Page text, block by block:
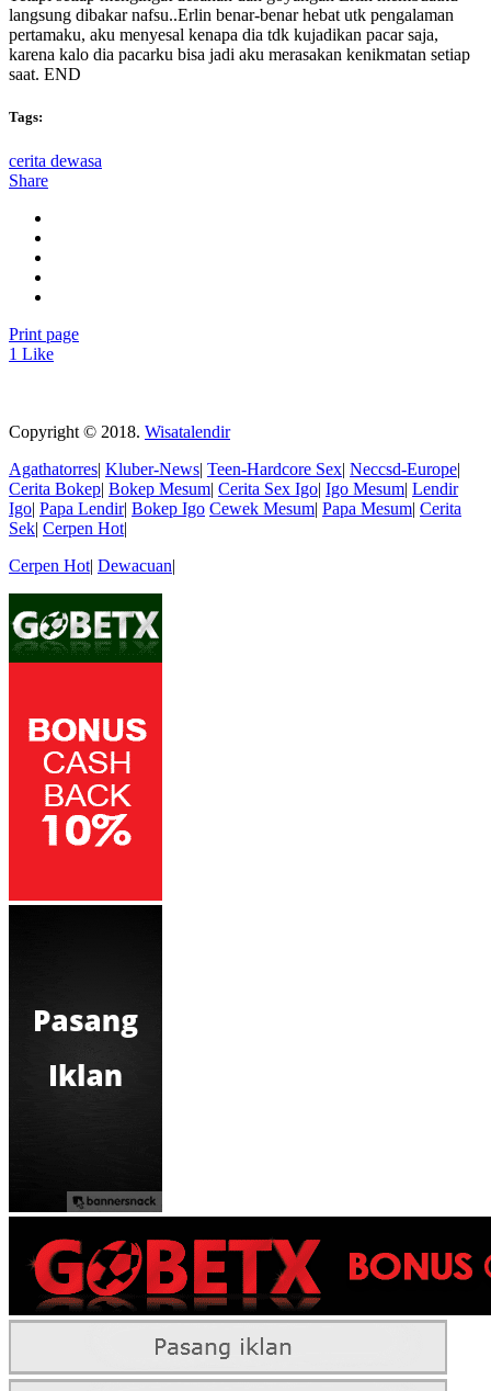
langsung dibakar nafsu..Erlin benar-benar hebat utk pengalaman
pertamaku, aku menyesal kenapa dia tdk kujadikan pacar saja,
karena kalo dia pacarku bisa jadi aku merasakan kenikmatan setiap
saat. END
Tags:
cerita dewasa
Share
Print page
1 Like
Copyright © 2018. Wisatalendir
Agathatorres| Kluber-News| Teen-Hardcore Sex| Neccsd-Europe|
Cerita Bokep| Bokep Mesum| Cerita Sex Igo| Igo Mesum| Lendir
Igo| Papa Lendir| Bokep Igo Cewek Mesum| Papa Mesum| Cerita
Sek| Cerpen Hot|
Cerpen Hot| Dewacuan|